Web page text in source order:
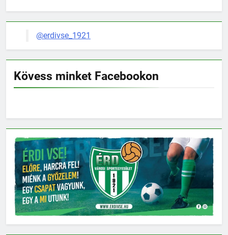
@erdivse_1921
Kövess minket Facebookon